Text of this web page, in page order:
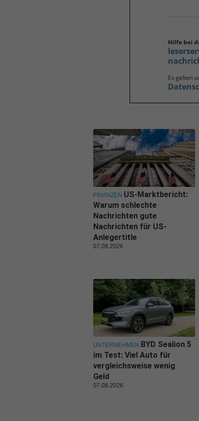
Hilfe bei
Es gelten
FINANZEN US-Marktbericht:
Warum schlechte
Nachrichten gute
Nachrichten für US-
Anlegertitle
07.08.2026
UNTERNEHMEN BYD Sealion 5
im Test: Viel Auto für
vergleichsweise wenig
Geld
07.08.2026